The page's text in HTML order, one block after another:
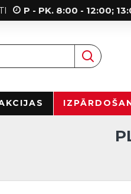
P - PK. 8:00 - 12:00;